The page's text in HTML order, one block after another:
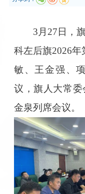
3月27日，
科左后旗2026
敏、王金强、
议，旗人大常
金泉列席会议。